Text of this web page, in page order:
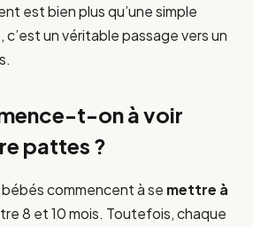
est bien plus qu’une simple
, c’est un véritable passage vers un
t-on à voir
pattes ?
commencent à se mettre à
8 et 10 mois. Toutefois, chaque